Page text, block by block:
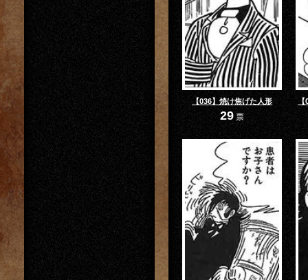
【036】焼け焦げた人形
29 票